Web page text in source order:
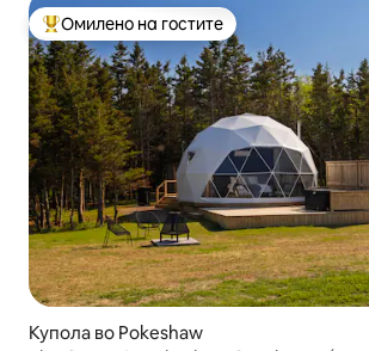
Меѓу најуспешните „Омилени на гостите“
Омилено на гостите
Купола во Pokeshaw